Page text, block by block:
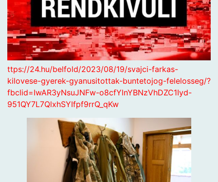
ttps://24.hu/belfold/2023/08/19/svajci-farkas-
kilovese-gyerek-gyanusitottak-buntetojog-felelosseg/?
fbclid=IwAR3yNsuJNFw-o8cfYlnYBNzVhDZC1Iyd-
951QY7L7QlxhSYIfpf9rrQ_qKw